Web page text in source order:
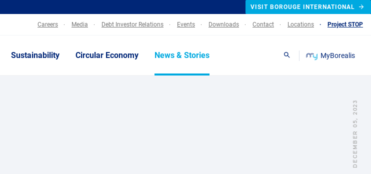
VISIT BOROUGE INTERNATIONAL
Careers Media Debt Investor Relations Events Downloads Contact Locations Project STOP
Sustainability Circular Economy News & Stories Search MyBorealis
DECEMBER 05, 2023